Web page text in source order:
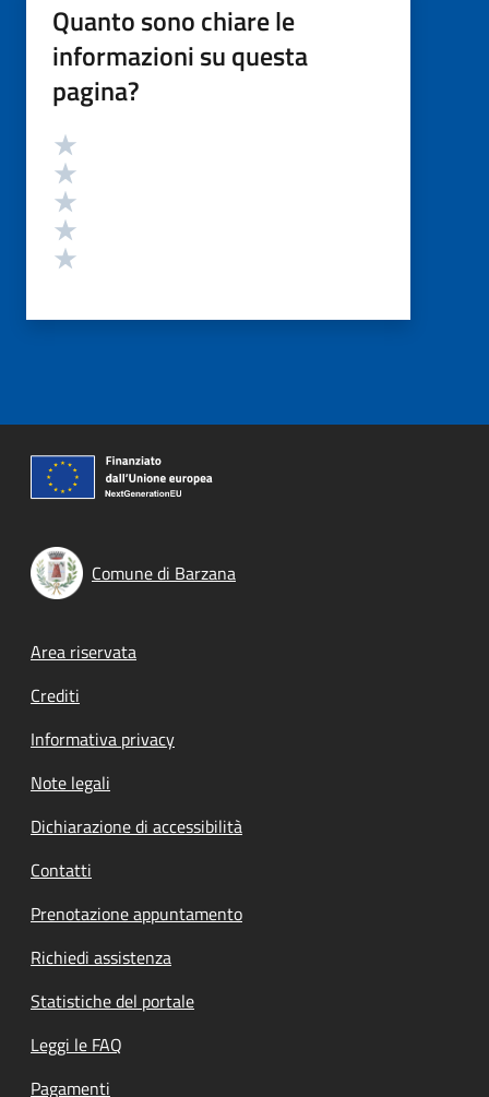
Quanto sono chiare le
informazioni su questa
pagina?
Valutazione
Comune di Barzana
Footer menu
Area riservata
Crediti
Informativa privacy
Note legali
Dichiarazione di accessibilità
Contatti
Prenotazione appuntamento
Richiedi assistenza
Statistiche del portale
Leggi le FAQ
Pagamenti